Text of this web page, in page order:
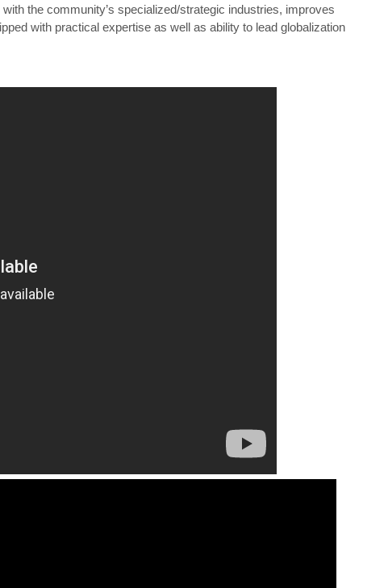
the community’s specialized/strategic industries, improves
with practical expertise as well as ability to lead globalization